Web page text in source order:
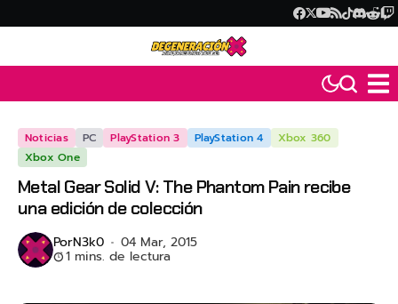
Noticias PC PlayStation 3 PlayStation 4
Xbox 360
Xbox One
Metal Gear Solid V: The Phantom Pain recibe
una edición de colección
PorN3k0 04 Mar, 2015
1 mins. de lectura